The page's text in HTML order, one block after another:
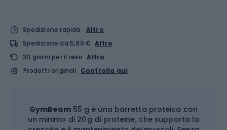
Spedizione rapida
Altro
Spedizione da 5,99 € Altro
30 giorni per il reso Altro
Prodotti originali Controlla qui
GymBeam55 g è una barretta proteica con
un minimo di 20 g di proteine, che supporta la